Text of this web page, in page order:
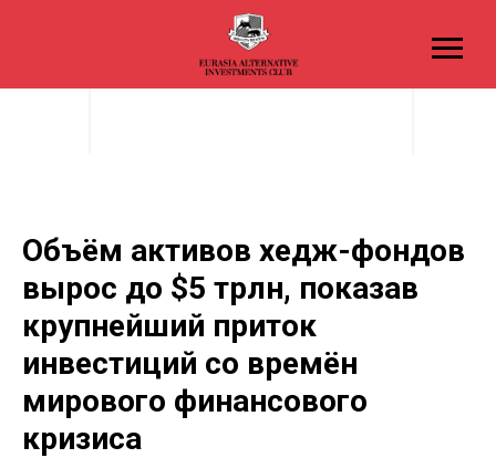
Объём активов хедж-фондов
вырос до $5 трлн, показав
крупнейший приток
инвестиций со времён
мирового финансового
кризиса